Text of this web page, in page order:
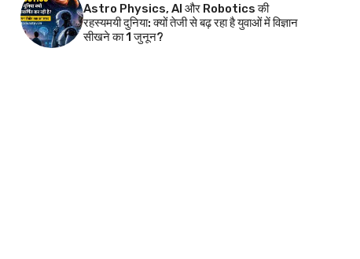
Astro Physics, AI और Robotics की
रहस्यमयी दुनिया: क्यों तेजी से बढ़ रहा है युवाओं में विज्ञान
सीखने का 1 जुनून?